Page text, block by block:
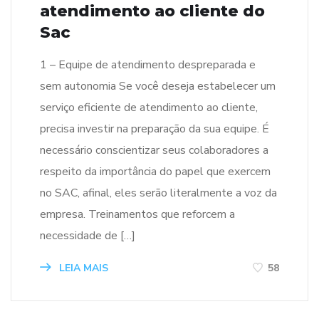
atendimento ao cliente do
Sac
1 – Equipe de atendimento despreparada e
sem autonomia Se você deseja estabelecer um
serviço eficiente de atendimento ao cliente,
precisa investir na preparação da sua equipe. É
necessário conscientizar seus colaboradores a
respeito da importância do papel que exercem
no SAC, afinal, eles serão literalmente a voz da
empresa. Treinamentos que reforcem a
necessidade de […]
LEIA MAIS 58